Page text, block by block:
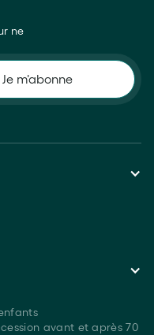
ne
avant et après 70